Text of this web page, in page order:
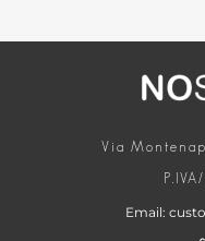
Via
Email: